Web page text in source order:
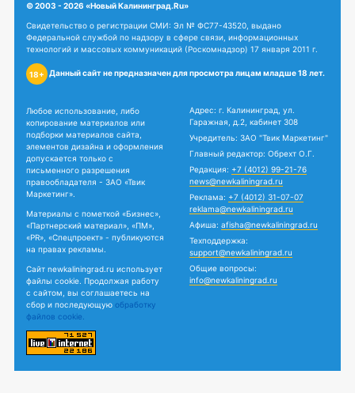
© 2003 - 2026 «Новый Калининград.Ru»
Свидетельство о регистрации СМИ: Эл № ФС77-43520, выдано
Федеральной службой по надзору в сфере связи, информационных
технологий и массовых коммуникаций (Роскомнадзор) 17 января 2011 г.
18+ Данный сайт не предназначен для просмотра лицам младше 18 лет.
Любое использование, либо
копирование материалов или
подборки материалов сайта,
элементов дизайна и оформления
допускается только с
письменного разрешения
правообладателя - ЗАО «Твик
Маркетинг».
Материалы с пометкой «Бизнес»,
«Партнерский материал», «ПМ»,
«PR», «Спецпроект» - публикуются
на правах рекламы.
Сайт newkaliningrad.ru использует
файлы cookie. Продолжая работу
с сайтом, вы соглашаетесь на
сбор и последующую обработку
файлов cookie.
Адрес: г. Калининград, ул.
Гаражная, д.2, кабинет 308
Учредитель: ЗАО "Твик Маркетинг"
Главный редактор: Обрехт О.Г.
Редакция: +7 (4012) 99-21-76
news@newkaliningrad.ru
Реклама: +7 (4012) 31-07-07
reklama@newkaliningrad.ru
Афиша: afisha@newkaliningrad.ru
Техподдержка:
support@newkaliningrad.ru
Общие вопросы:
info@newkaliningrad.ru